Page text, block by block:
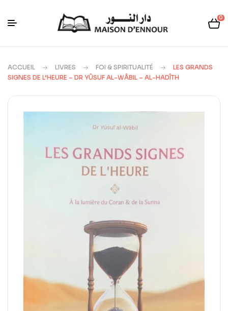
0
ACCUEIL LIVRES FOI & SPIRITUALITÉ
LES GRANDS
SIGNES DE L’HEURE – DR YÛSUF AL-WÂBIL – AL-HADÎTH